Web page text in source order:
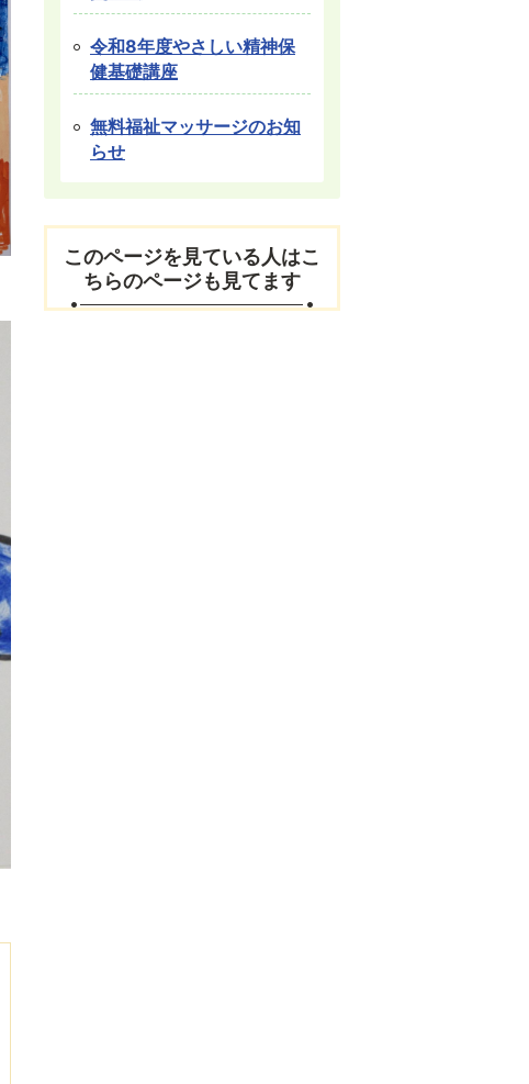
令和8年度やさしい精神保
健基礎講座
無料福祉マッサージのお知
らせ
このページを見ている人はこ
ちらのページも見てます